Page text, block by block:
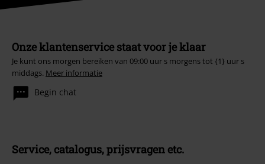
Onze klantenservice staat voor je klaar
Je kunt ons morgen bereiken van 09:00 uur s morgens tot {1} uur s
middags. Meer informatie
Begin chat
Service, catalogus, prijsvragen etc.